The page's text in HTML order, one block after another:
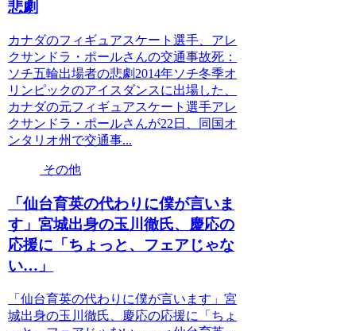
悲劇
カナダのフィギュアスケート選手、アレ
クサンドラ・ポールさんの交通事故死：
ソチ五輪出場者の悲劇2014年ソチ冬季オ
リンピックのアイスダンスに出場した、
カナダの元フィギュアスケート選手アレ
クサンドラ・ポールさんが22日、同国オ
ンタリオ州で交通事...
その他
「仙台育英の代わりに僕が言いま
す」宮城出身の玉川徹氏、慶応の
応援に「ちょっと、フェアじゃな
い…」
「仙台育英の代わりに僕が言います」宮
城出身の玉川徹氏、慶応の応援に「ちょ